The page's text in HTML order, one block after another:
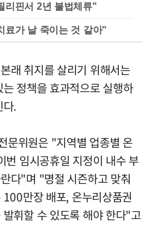
리핀서 2년 불법체류"
료가 날 죽이는 것 같아"
래 취지를 살리기 위해서는
정책을 효과적으로 실행하
.
문위원은 "지역별 업종별 온
번 임시공휴일 지정이 내수 부
다"며 "명절 시즌하고 맞춰
만장 배포, 온누리상품권
휘할 수 있도록 해야 한다"고